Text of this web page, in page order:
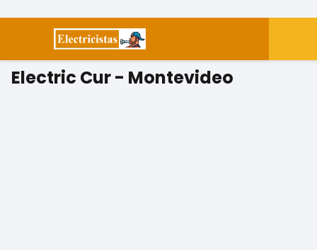
Electric Cur - Montevideo